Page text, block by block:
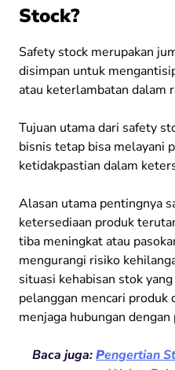
Stock?
Safety stock merupakan
disimpan untuk
atau keterlambatan dalam
Tujuan utama dari safety
bisnis tetap bisa melayani
ketidakpastian dalam
Alasan utama pentingnya
ketersediaan produk
tiba meningkat atau
mengurangi risiko
situasi kehabisan stok
pelanggan mencari produk
menjaga hubungan dengan
Baca juga:Pengertian